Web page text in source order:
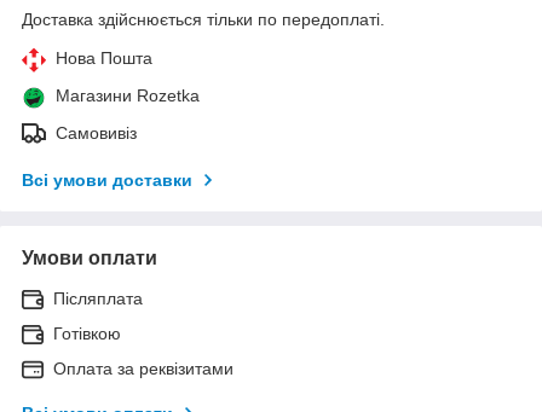
Доставка здійснюється тільки по передоплаті.
Нова Пошта
Магазини Rozetka
Самовивіз
Всі умови доставки
Умови оплати
Післяплата
Готівкою
Оплата за реквізитами